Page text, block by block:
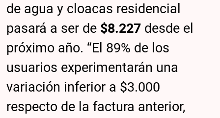
de agua y cloacas residencial
pasará a ser de $8.227 desde el
próximo año. “El 89% de los
usuarios experimentarán una
variación inferior a $3.000
respecto de la factura anterior,